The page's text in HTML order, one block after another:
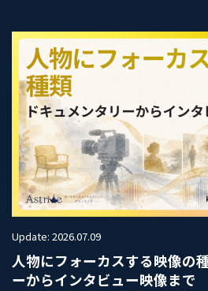
Update: 2026.07.09
人物にフォーカスする映像の
ーからインタビュー映像まで